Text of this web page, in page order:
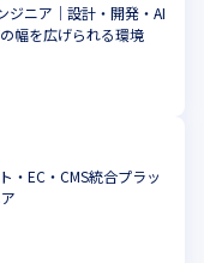
ジニア｜設計・開発・AI
幅を広げられる環境
EC・CMS統合プラッ